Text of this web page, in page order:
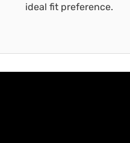
ideal fit preference.